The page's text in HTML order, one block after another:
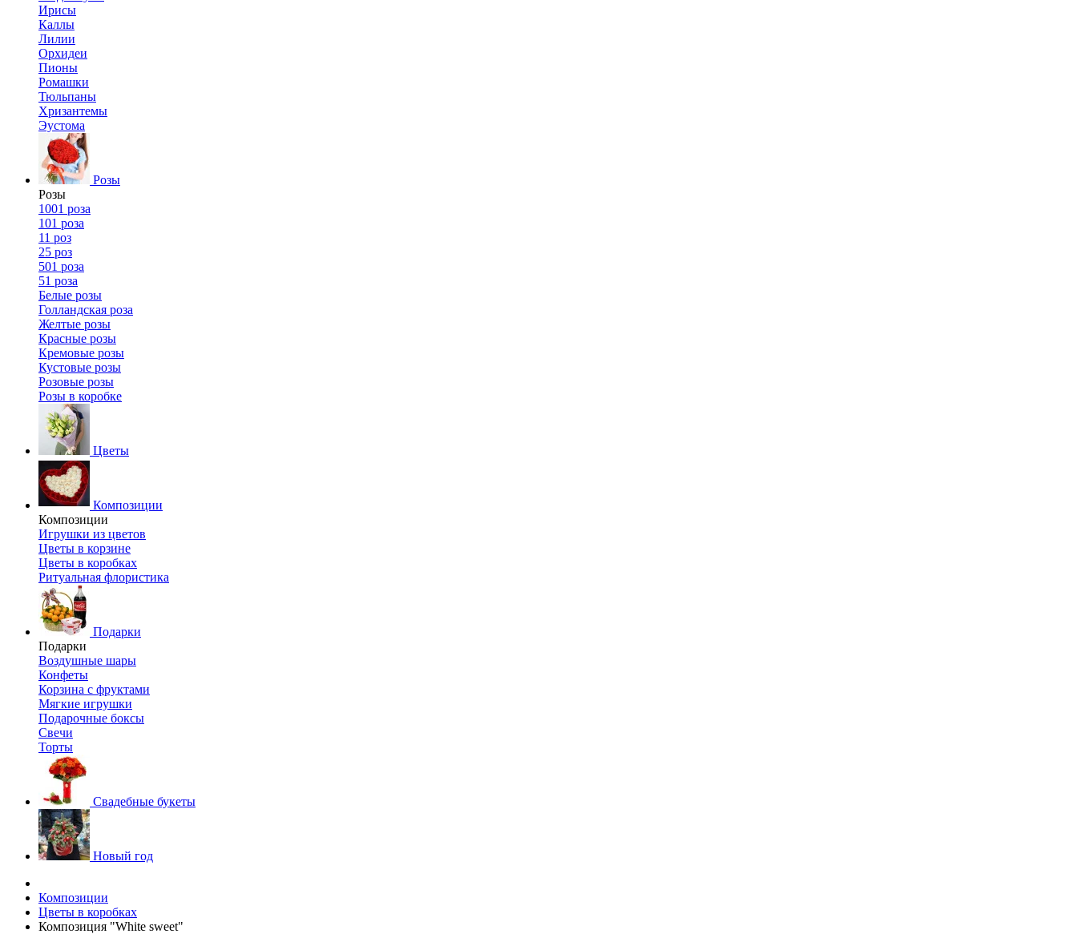
Ирисы
Каллы
Лилии
Орхидеи
Пионы
Ромашки
Тюльпаны
Хризантемы
Эустома
Розы
Розы
1001 роза
101 роза
11 роз
25 роз
501 роза
51 роза
Белые розы
Голландская роза
Желтые розы
Красные розы
Кремовые розы
Кустовые розы
Розовые розы
Розы в коробке
Цветы
Композиции
Композиции
Игрушки из цветов
Цветы в корзине
Цветы в коробках
Ритуальная флористика
Подарки
Подарки
Воздушные шары
Конфеты
Корзина с фруктами
Мягкие игрушки
Подарочные боксы
Свечи
Торты
Свадебные букеты
Новый год
Композиции
Цветы в коробках
Композиция "White sweet"